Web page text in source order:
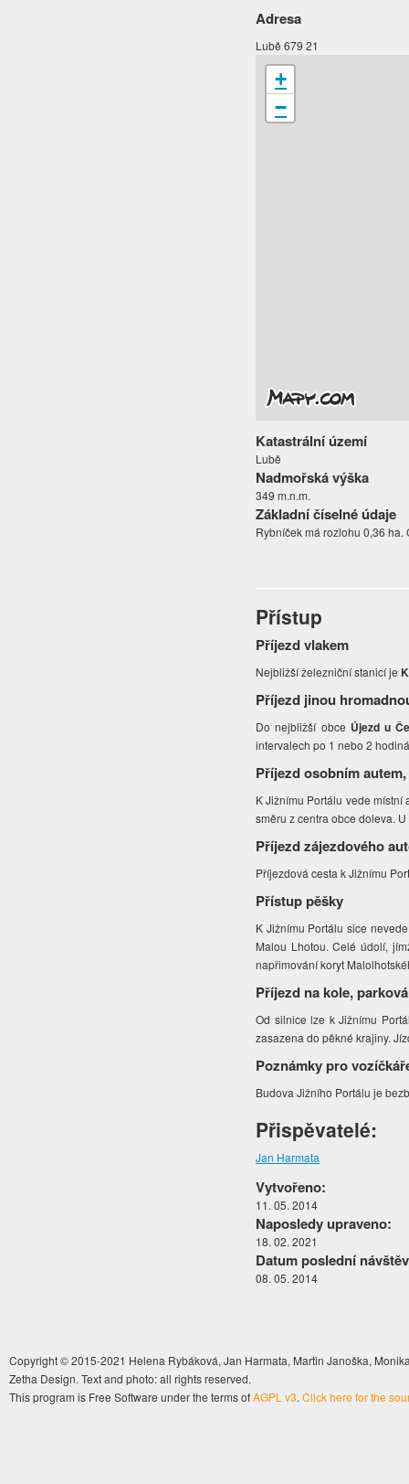
Adresa
Lubě 679 21
+
−
Katastrální území
Lubě
Nadmořská výška
349 m.n.m.
Základní číselné údaje
Rybníček má rozlohu 0,36
Přístup
Příjezd vlakem
Nejbližší železniční stanicí je
Příjezd jinou
Do nejbližší obce Újezd u
intervalech po 1 nebo 2
Příjezd osobním
K Jižnímu Portálu vede
směru z centra obce doleva.
Příjezd zájezdového
Příjezdová cesta k Jižnímu
Přístup pěšky
K Jižnímu Portálu sice
Malou Lhotou. Celé údolí,
napřimování koryt
Příjezd na kole,
Od silnice lze k Jižnímu
zasazena do pěkné krajiny.
Poznámky pro
Budova Jižního Portálu je
Přispěvatelé:
Jan Harmata
Vytvořeno:
11. 05. 2014
Naposledy upraveno:
18. 02. 2021
Datum poslední
08. 05. 2014
Copyright © 2015-2021 Helena Rybáková, Jan Harmata, Martin Janoška,
Zetha Design. Text and photo: all rights reserved.
This program is Free Software under the terms ofAGPL v3. Click here for the